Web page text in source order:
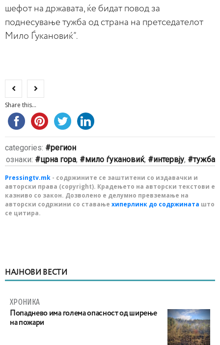
шефот на државата, ќе бидат повод за
поднесување тужба од страна на претседателот
Мило Ѓукановиќ”.
Share this...
categories:
регион
ознаки:
црна гора, мило ѓукановиќ, интервју, тужба
Pressingtv.mk - содржините се заштитени со издавачки и
авторски права (copyright). Крадењето на авторски текстови е
казниво со закон. Дозволено е делумно превземање на
авторски содржини со ставање хиперлинк до содржината што
се цитира.
НАЈНОВИ ВЕСТИ
ХРОНИКА
Попаднево има голема опасност од ширење
на пожари